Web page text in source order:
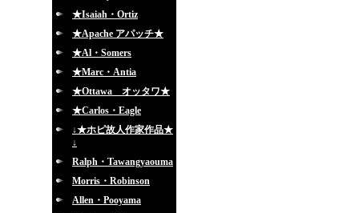
★Isaiah・Ortiz
★Apache アパッチ★
★Al・Somers
★Marc・Antia
★Ottawa オッタワ★
★Carlos・Eagle
↓★ホピ故人作家作品★
↓
Ralph・Tawangyaouma
Morris・Robinson
Allen・Pooyama